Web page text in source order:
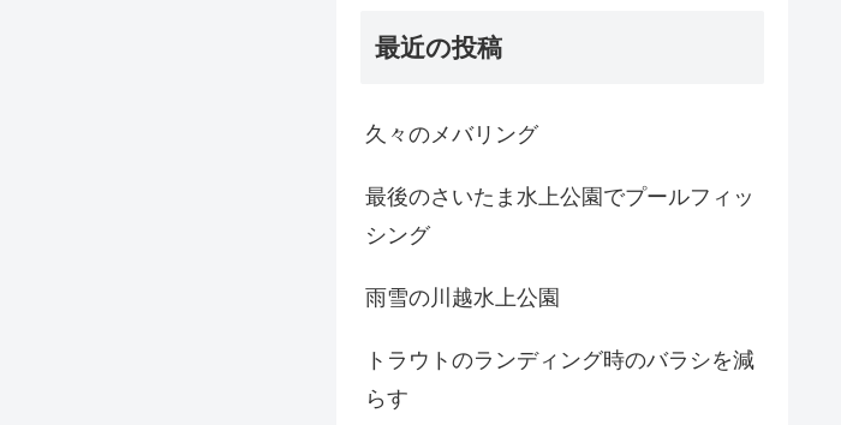
最近の投稿
久々のメバリング
最後のさいたま水上公園でプールフィッ
シング
雨雪の川越水上公園
トラウトのランディング時のバラシを減
らす